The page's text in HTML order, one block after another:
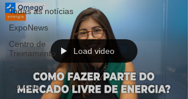
Todas as notícias
ExpoNews
Centro de
Treinamento
Consultorias
Notícias
Load video